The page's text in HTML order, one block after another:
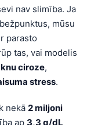
nav slimība. Ja
mūsu
parasto
tas, vai modelis
ciroze,
stress.
nekā 2 miljoni
ap 3,3 g/dL